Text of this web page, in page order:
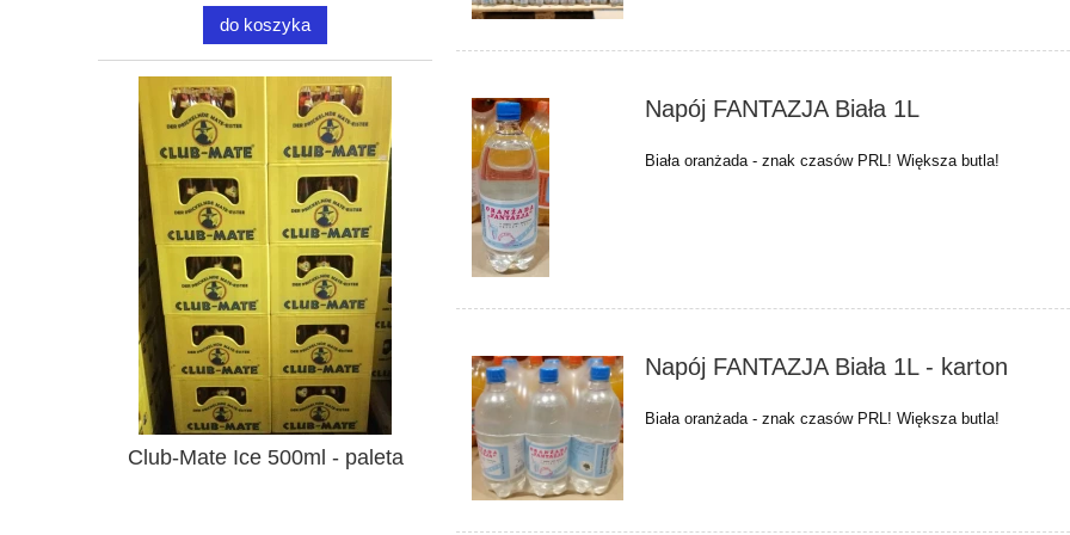
do koszyka
Club-Mate Ice 500ml - paleta
Napój FANTAZJA Biała 1L
Biała oranżada - znak czasów PRL! Większa butla!
Napój FANTAZJA Biała 1L - karton
Biała oranżada - znak czasów PRL! Większa butla!